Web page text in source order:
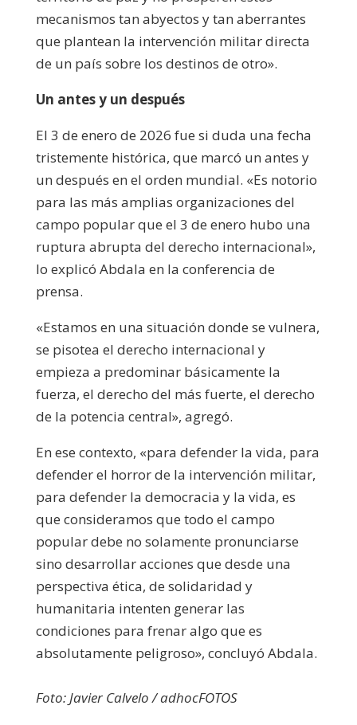
mecanismos tan abyectos y tan aberrantes
que plantean la intervención militar directa
de un país sobre los destinos de otro».
Un antes y un después
El 3 de enero de 2026 fue si duda una fecha
tristemente histórica, que marcó un antes y
un después en el orden mundial. «Es notorio
para las más amplias organizaciones del
campo popular que el 3 de enero hubo una
ruptura abrupta del derecho internacional»,
lo explicó Abdala en la conferencia de
prensa.
«Estamos en una situación donde se vulnera,
se pisotea el derecho internacional y
empieza a predominar básicamente la
fuerza, el derecho del más fuerte, el derecho
de la potencia central», agregó.
En ese contexto, «para defender la vida, para
defender el horror de la intervención militar,
para defender la democracia y la vida, es
que consideramos que todo el campo
popular debe no solamente pronunciarse
sino desarrollar acciones que desde una
perspectiva ética, de solidaridad y
humanitaria intenten generar las
condiciones para frenar algo que es
absolutamente peligroso», concluyó Abdala.
Foto: Javier Calvelo / adhocFOTOS